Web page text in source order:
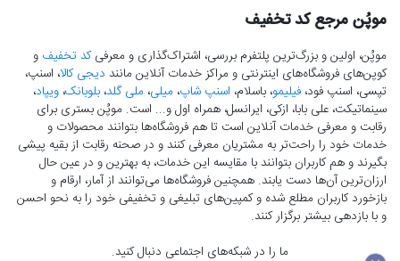
موپُن مرجع کد تخفیف
موپُن، اولین و بزرگ‌ترین پلتفرم بررسی، اشتراک‌گذاری و معرفیکد تخفیف و
کوپن‌های فروشگاه‌های اینترنتی و مراکز خدمات آنلاین مانند دیجی کالا، اسنپ،
تپسی، اسنپ فود، فیلیمو، باسلام، اسنپ شاپ، میلی، ملی گلد، بلوبانک، ویپاد،
سینماتیکت، علی بابا، ازکی، ایرانسل، همراه اول و... است. موپُن بستری برای
رقابت و معرفی خدمات آنلاین است تا هم فروشگاه‌ها بتوانند محصولات و
خدمات خود را راحت‌تر به مشتریان معرفی کنند و در صحنه رقابت از بقیه پیشی
بگیرند و هم کاربران بتوانند با مقایسه این خدمات، به بهترین و در عین حال
ارزان‌ترین آن‌ها دست‌ یابند. همچنین فروشگاه‌ها می‌توانند از آمار، ارقام و
بازخورد کاربران مطلع شده و کمپین‌های تبلیغی و تخفیفی خود را به نحو احسن
و با بازدهی بیشتر برگزار کنند.
ما را در شبکه‌های اجتماعی دنبال کنید.